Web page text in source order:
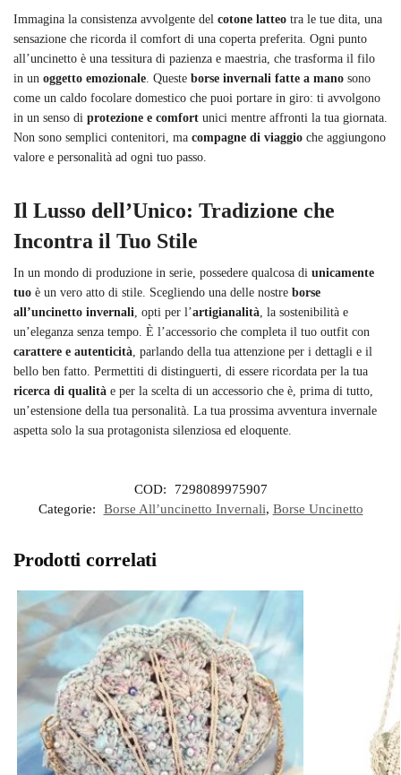
Immagina la consistenza avvolgente del cotone latteo tra le tue dita, una
sensazione che ricorda il comfort di una coperta preferita. Ogni punto
all’uncinetto è una tessitura di pazienza e maestria, che trasforma il filo
in un oggetto emozionale . Queste borse invernali fatte a mano sono
come un caldo focolare domestico che puoi portare in giro: ti avvolgono
in un senso di protezione e comfort unici mentre affronti la tua giornata.
Non sono semplici contenitori, ma compagne di viaggio che aggiungono
valore e personalità ad ogni tuo passo.
Il Lusso dell’Unico: Tradizione che
Incontra il Tuo Stile
In un mondo di produzione in serie, possedere qualcosa di unicamente
tuo è un vero atto di stile. Scegliendo una delle nostre borse
all’uncinetto invernali , opti per l’artigianalità , la sostenibilità e
un’eleganza senza tempo. È l’accessorio che completa il tuo outfit con
carattere e autenticità , parlando della tua attenzione per i dettagli e il
bello ben fatto. Permettiti di distinguerti, di essere ricordata per la tua
ricerca di qualità e per la scelta di un accessorio che è, prima di tutto,
un’estensione della tua personalità. La tua prossima avventura invernale
aspetta solo la sua protagonista silenziosa ed eloquente.
COD:
7298089975907
Categorie:
Borse All’uncinetto Invernali, Borse Uncinetto
Prodotti correlati